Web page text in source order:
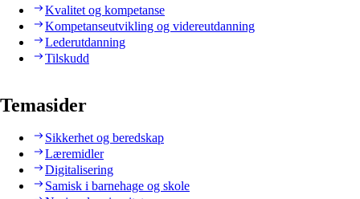
Kvalitet og kompetanse
Kompetanseutvikling og videreutdanning
Lederutdanning
Tilskudd
Temasider
Sikkerhet og beredskap
Læremidler
Digitalisering
Samisk i barnehage og skole